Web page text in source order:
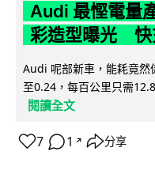
Audi 最慳電量
彩造型曝光 快
Audi 呢部新車，能耗竟
至0.24，每百公里只需
閱讀全文
7 1 ↗ 分享